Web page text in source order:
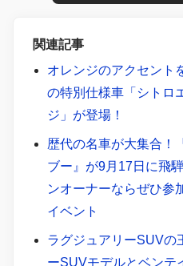
関連記事
オレンジのアクセント
の特別仕様車「シトロ
ジ」が登場！
歴代の名車が大集合！
ブー』が9月17日に飛
ンオーナーならぜひ参
イベント
ラグジュアリーSUVの
ーSUVモデルとベンテ